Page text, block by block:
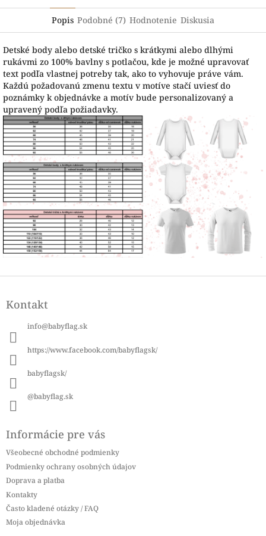
Popis Podobné (7) Hodnotenie Diskusia
Detské body alebo detské tričko s krátkymi alebo dlhými
rukávmi zo 100% bavlny s potlačou, kde je možné upravovať
text podľa vlastnej potreby tak, ako to vyhovuje práve vám.
Každú požadovanú zmenu textu v motíve stačí uviesť do
poznámky k objednávke a motív bude personalizovaný a
upravený podľa požiadavky.
pKontakt
info@babyflag.sk
https://www.facebook.com/babyflagsk/
babyflagsk/
@babyflag.sk
Informácie pre vás
Všeobecné obchodné podmienky
Podmienky ochrany osobných údajov
Doprava a platba
Kontakty
Často kladené otázky / FAQ
Moja objednávka